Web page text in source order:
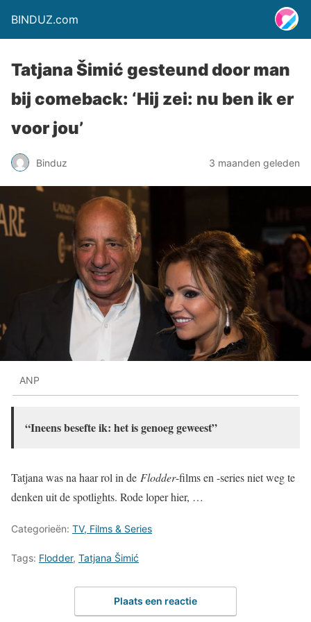
BINDUZ.com
Tatjana Šimić gesteund door man
bij comeback: ‘Hij zei: nu ben ik er
voor jou’
Binduz 3 maanden geleden
ANP
“Ineens besefte ik: het is genoeg geweest”
Tatjana was na haar rol in de Flodder-films en -series niet weg te
denken uit de spotlights. Rode loper hier, …
Categorieën: TV, Films & Series
Tags: Flodder, Tatjana Šimić
Plaats een reactie